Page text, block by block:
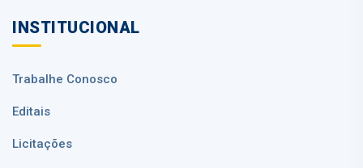
INSTITUCIONAL
Trabalhe Conosco
Editais
Licitações